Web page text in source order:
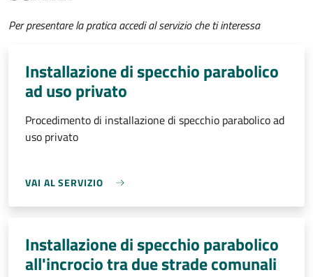
Per presentare la pratica accedi al servizio che ti interessa
Installazione di specchio parabolico
ad uso privato
Procedimento di installazione di specchio parabolico ad
uso privato
VAI AL SERVIZIO
Installazione di specchio parabolico
all'incrocio tra due strade comunali